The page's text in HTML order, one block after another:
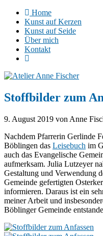
Home
Kunst auf Kerzen
Kunst auf Seide
Über mich
Kontakt
Stoffbilder zum
9. August 2019 von Anne
Nachdem Pfarrerin Gerlinde
Böblingen das Leisebuch im
auch das Evangelische
aufmerksam. Julia Lutzeyer
Gestaltung und Verwendung
Gemeinde gefertigten
informieren. Daraus ist ein
meiner Arbeit und
Böblinger Gemeinde